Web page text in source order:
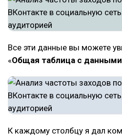
Все эти данные вы можете
«Общая таблица с данными
К каждому столбцу я дал